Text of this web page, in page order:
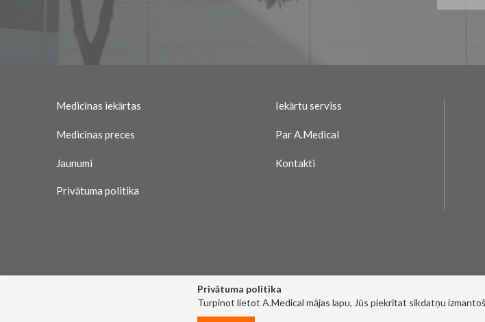
Privātuma politika
Turpinot lietot A.Medical mājas lapu, Jūs piekrītat sīkdatņu
Medicīnas iekārtas Iekārtu serviss
Medicīnas preces Par A.Medical
Jaunumi Kontakti
Privātuma politika